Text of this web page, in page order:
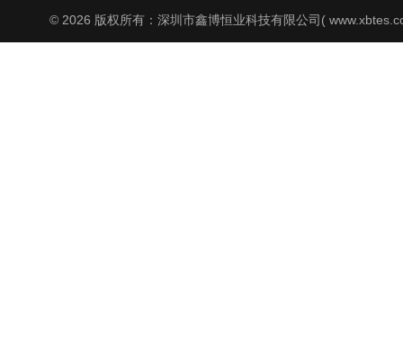
© 2026 版权所有：深圳市鑫博恒业科技有限公司(